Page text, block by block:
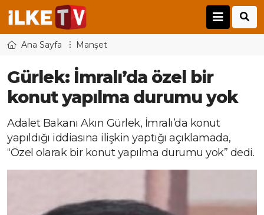
Ana Sayfa Manşet
Gürlek: İmralı’da özel bir
konut yapılma durumu yok
Adalet Bakanı Akın Gürlek, İmralı’da konut
yapıldığı iddiasına ilişkin yaptığı açıklamada,
“Özel olarak bir konut yapılma durumu yok” dedi.